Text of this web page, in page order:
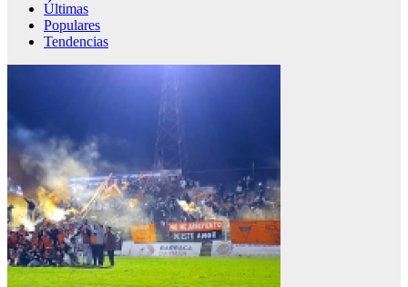
Últimas
Populares
Tendencias